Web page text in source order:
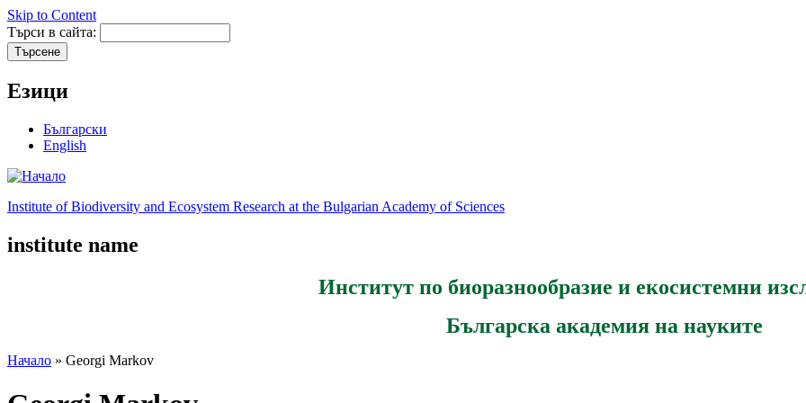
Skip to Content
Търси в сайта:
Езици
Български
English
Institute of Biodiversity and Ecosystem Research at the Bulgarian Academy of Sciences
institute name
Институт по биоразнообразие и екосистемни
Българска академия на науките
Начало » Georgi Markov